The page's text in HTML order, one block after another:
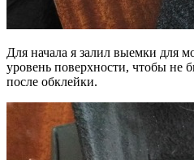
Для начала я залил выемки для
уровень поверхности, чтобы не
после обклейки.